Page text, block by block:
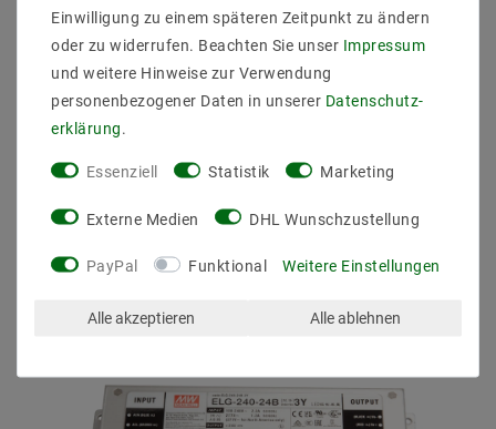
Andere Kunden kauften auch
Einwilligung zu einem späteren Zeitpunkt zu ändern
oder zu widerrufen. Beachten Sie unser Impressum
und weitere Hinweise zur Verwendung
personenbezogener Daten in unserer Daten­schutz­
erklärung.
Essenziell Statistik Marketing
Externe Medien DHL Wunschzustellung
PayPal Funktional Weitere Einstellungen
Alle akzeptieren Alle ablehnen